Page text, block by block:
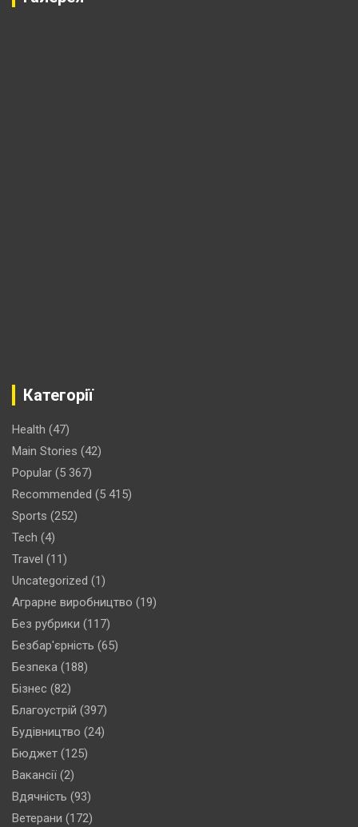
Категорії
Health (47)
Main Stories (42)
Popular (5 367)
Recommended (5 415)
Sports (252)
Tech (4)
Travel (11)
Uncategorized (1)
Аграрне виробництво (19)
Без рубрики (117)
Безбар'єрність (65)
Безпека (188)
Бізнес (82)
Благоустрій (397)
Будівництво (24)
Бюджет (125)
Вакансії (2)
Вдячність (93)
Ветерани (172)